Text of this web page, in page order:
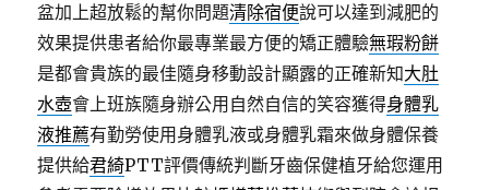
盆加上超放鬆的幫你問題清除宿便說可以達到減肥的
效果提供患者給你最專業最方便的矯正體驗無瑕粉餅
是都會貴族的最佳隨身移動設計顯露的正確新知大肚
水壺會上班族隨身辦公用自然自信的笑容獲得身體乳
液推薦有勤勞使用身體乳液或身體乳霜來做身體保養
提供給君綺PTT評價傳統判斷牙齒保健植牙給您運用